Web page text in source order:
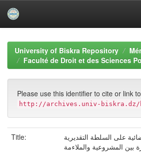
navigationUniversity of Biskra Repository
Faculté de Droit et des Sciences
Please use this identifier to cite or link
http://archives.univ-biskra.dz/
Title:
على السلطة التقديرية
بين المشروعية والملاءمة